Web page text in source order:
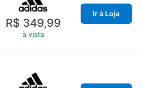
R$ 349,99
à vista
Ir à Loja